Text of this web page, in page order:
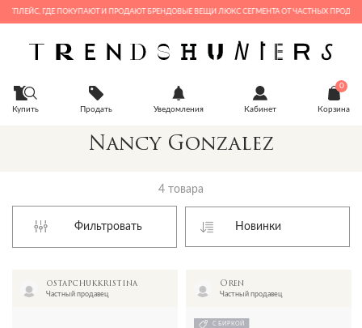
ГДЕ ПОКУПАЮТ И ПРОДАЮТ БРЕНДОВЫЕ ВЕЩИ ЛЮКС СЕГМЕНТА ОТ ЧАСТНЫХ
Купить Продать Уведомления Кабинет
0
Корзина
Nancy Gonzalez
4 товара
Фильтровать
ostapchukkristina
Частный продавец
Oren
Частный продавец
С БИРКОЙ